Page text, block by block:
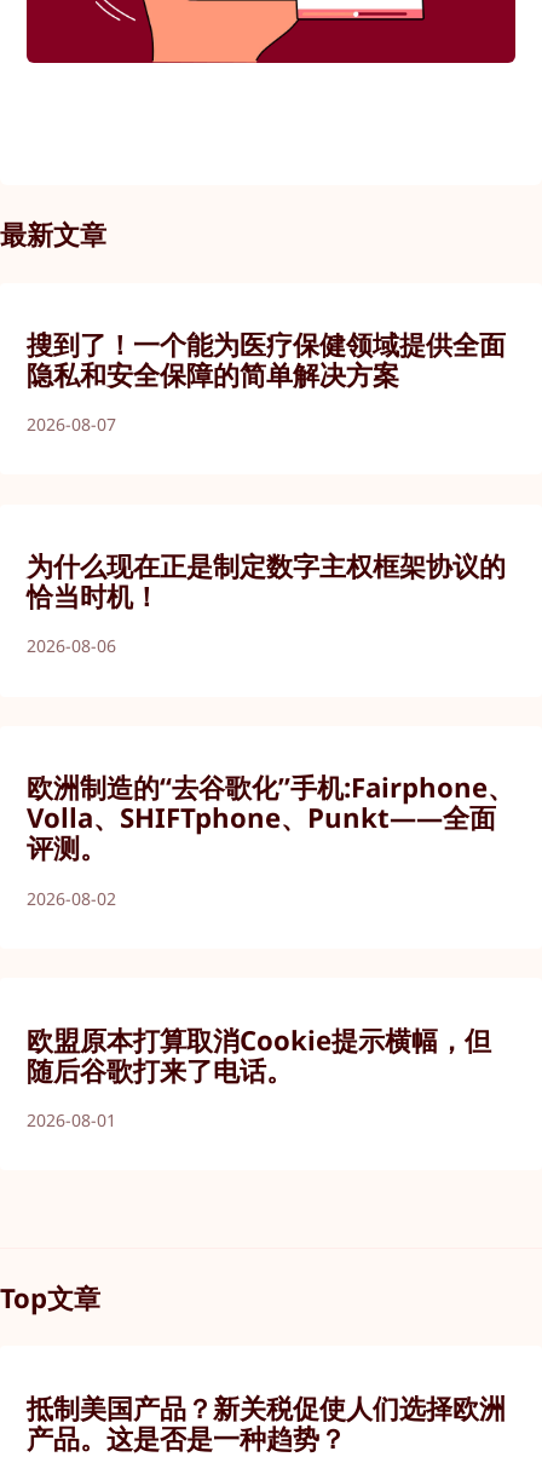
最新文章
搜到了！一个能为医疗保健领域提供全面
隐私和安全保障的简单解决方案
2026-08-07
为什么现在正是制定数字主权框架协议的
恰当时机！
2026-08-06
欧洲制造的“去谷歌化”手机:Fairphone、
Volla、SHIFTphone、Punkt——全面
评测。
2026-08-02
欧盟原本打算取消Cookie提示横幅，但
随后谷歌打来了电话。
2026-08-01
Top文章
抵制美国产品？新关税促使人们选择欧洲
产品。这是否是一种趋势？